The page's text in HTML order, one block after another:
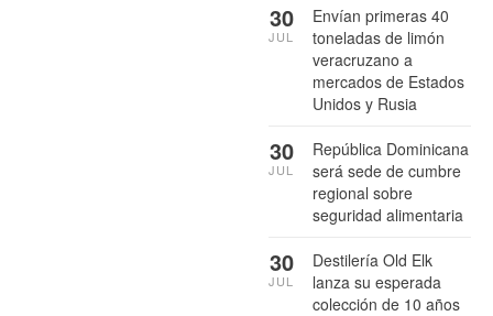
Envían primeras 40
toneladas de limón
veracruzano a
mercados de Estados
Unidos y Rusia
30
JUL
República Dominicana
será sede de cumbre
regional sobre
seguridad alimentaria
30
JUL
Destilería Old Elk
lanza su esperada
colección de 10 años
30
JUL